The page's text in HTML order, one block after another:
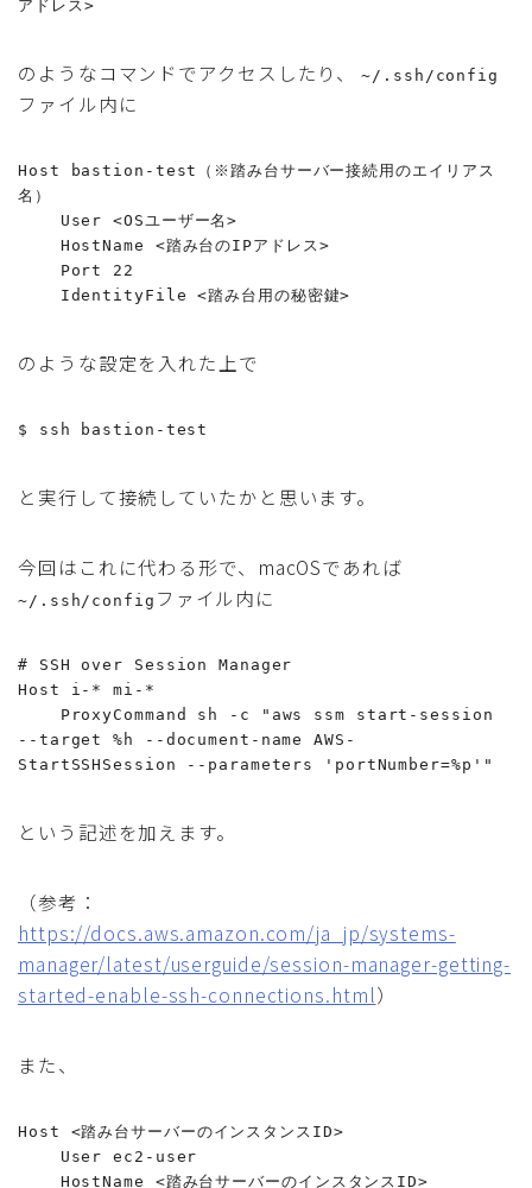
のようなコマンドでアクセスしたり、~/.ssh/config
ファイル内に
Host bastion-test（※踏み台サーバー接続用のエイリアス
名）
のような設定を入れた上で
と実行して接続していたかと思います。
今回はこれに代わる形で、macOSであれば
~/.ssh/config ファイル内に
# SSH over Session Manager
Host i-* mi-*
--target %h --document-name AWS-
という記述を加えます。
（参考：
https://docs.aws.amazon.com/ja_jp/systems-
manager/latest/userguide/session-manager-getting-
started-enable-ssh-connections.html）
また、
Host <踏み台サーバーのインスタンスID>